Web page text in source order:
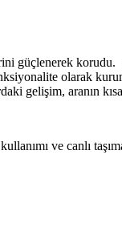
güçlenerek korudu.
olarak
gelişim, aranın
ve canlı